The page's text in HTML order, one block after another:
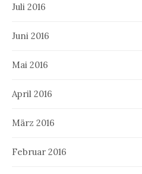
Juli 2016
Juni 2016
Mai 2016
April 2016
März 2016
Februar 2016